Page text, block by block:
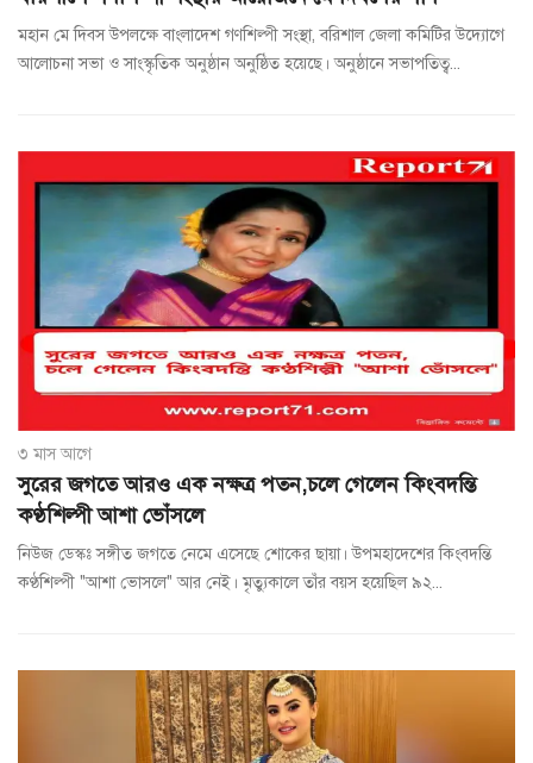
মহান মে দিবস উপলক্ষে বাংলাদেশ গণশিল্পী সংস্থা, বরিশাল জেলা কমিটির উদ্যোগে
আলোচনা সভা ও সাংস্কৃতিক অনুষ্ঠান অনুষ্ঠিত হয়েছে। অনুষ্ঠানে সভাপতিত্ব...
৩ মাস আগে
সুরের জগতে আরও এক নক্ষত্র পতন,চলে গেলেন কিংবদন্তি
কণ্ঠশিল্পী আশা ভোঁসলে
নিউজ ডেস্কঃ সঙ্গীত জগতে নেমে এসেছে শোকের ছায়া। উপমহাদেশের কিংবদন্তি
কণ্ঠশিল্পী "আশা ভোসলে" আর নেই। মৃত্যুকালে তাঁর বয়স হয়েছিল ৯২...